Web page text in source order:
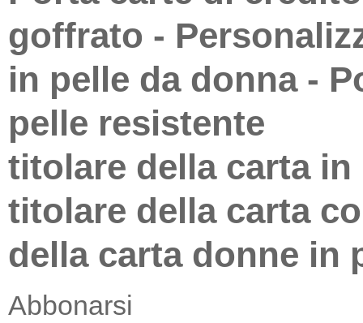
goffrato -
in pelle da donna -
pelle resistente
titolare della carta
titolare della carta
della carta donne in
Abbonarsi